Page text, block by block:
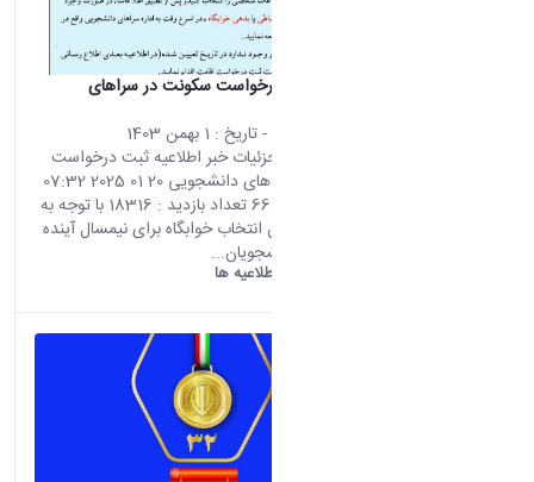
اطلاعیه ثبت درخواست سکونت در سراهای
- تاریخ : 1 بهمن 1403
صفحه اصلی جزئیات خبر اطلاعیه ثبت درخواست
سکونت در سراهای دانشجویی 20 01 2025 07:32
کد خبر : 668188 تعداد بازدید : 18316 با توجه به
نزدیکی به زمان انتخاب خوابگاه برای نیمسال آینده
لازم است دانشجویان...
اطلاعیه ها